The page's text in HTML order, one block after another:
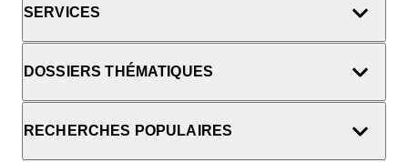
SERVICES
DOSSIERS THÉMATIQUES
RECHERCHES POPULAIRES